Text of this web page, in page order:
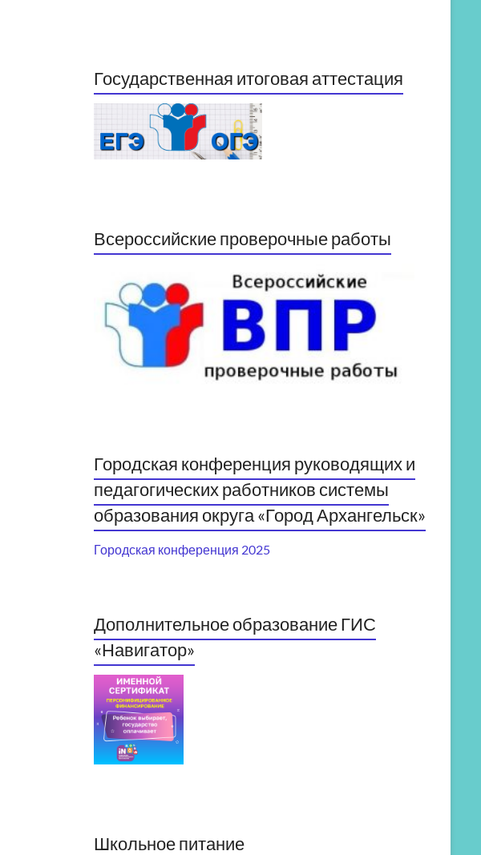
Государственная итоговая аттестация
Всероссийские проверочные работы
Городская конференция руководящих и
педагогических работников системы
образования округа «Город Архангельск»
Городская конференция 2025
Дополнительное образование ГИС
«Навигатор»
Школьное питание